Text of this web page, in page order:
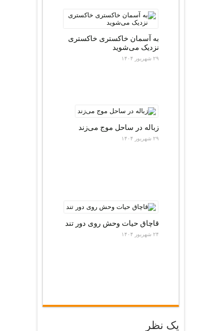
به آسمان خاکستری خاکستری
نزدیک می‌شوید
۲۹ شهریور ۱۴۰۴
زباله در ساحل موج می‌زند
۲۹ شهریور ۱۴۰۴
قاچاق حیات وحش روی دور تند
۲۴ شهریور ۱۴۰۴
یک نظر